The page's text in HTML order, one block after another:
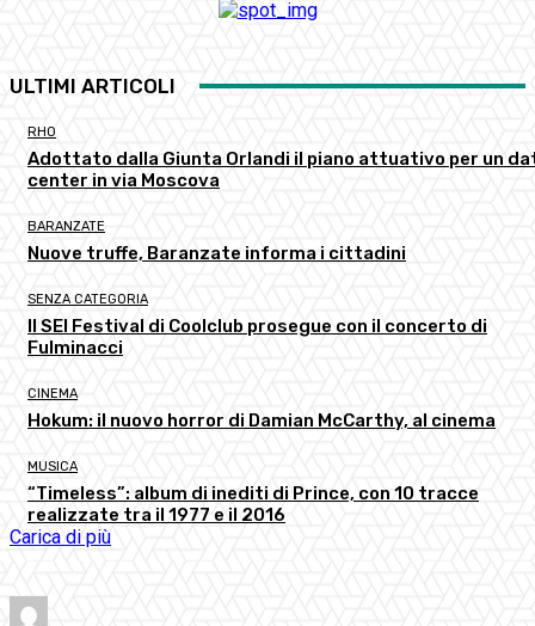
ULTIMI ARTICOLI
RHO
Adottato dalla Giunta Orlandi il piano attuativo per un
center in via Moscova
BARANZATE
Nuove truffe, Baranzate informa i cittadini
SENZA CATEGORIA
Il SEI Festival di Coolclub prosegue con il concerto di
Fulminacci
CINEMA
Hokum: il nuovo horror di Damian McCarthy, al cinema
MUSICA
“Timeless”: album di inediti di Prince, con 10 tracce
realizzate tra il 1977 e il 2016
Carica di più